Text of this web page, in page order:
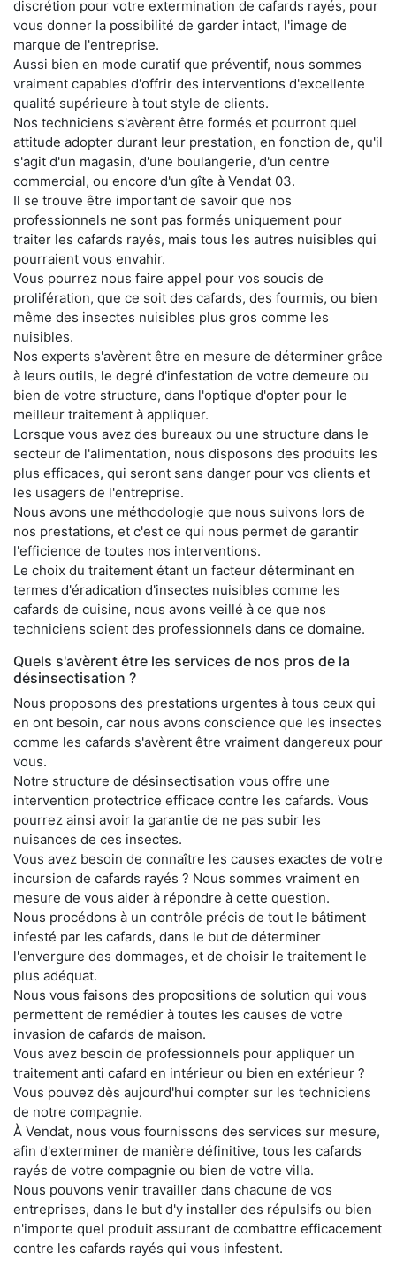
discrétion pour votre extermination de cafards rayés, pour
vous donner la possibilité de garder intact, l'image de
marque de l'entreprise.
Aussi bien en mode curatif que préventif, nous sommes
vraiment capables d'offrir des interventions d'excellente
qualité supérieure à tout style de clients.
Nos techniciens s'avèrent être formés et pourront quel
attitude adopter durant leur prestation, en fonction de, qu'il
s'agit d'un magasin, d'une boulangerie, d'un centre
commercial, ou encore d'un gîte à Vendat 03.
Il se trouve être important de savoir que nos
professionnels ne sont pas formés uniquement pour
traiter les cafards rayés, mais tous les autres nuisibles qui
pourraient vous envahir.
Vous pourrez nous faire appel pour vos soucis de
prolifération, que ce soit des cafards, des fourmis, ou bien
même des insectes nuisibles plus gros comme les
nuisibles.
Nos experts s'avèrent être en mesure de déterminer grâce
à leurs outils, le degré d'infestation de votre demeure ou
bien de votre structure, dans l'optique d'opter pour le
meilleur traitement à appliquer.
Lorsque vous avez des bureaux ou une structure dans le
secteur de l'alimentation, nous disposons des produits les
plus efficaces, qui seront sans danger pour vos clients et
les usagers de l'entreprise.
Nous avons une méthodologie que nous suivons lors de
nos prestations, et c'est ce qui nous permet de garantir
l'efficience de toutes nos interventions.
Le choix du traitement étant un facteur déterminant en
termes d'éradication d'insectes nuisibles comme les
cafards de cuisine, nous avons veillé à ce que nos
techniciens soient des professionnels dans ce domaine.
Quels s'avèrent être les services de nos pros de la
désinsectisation ?
Nous proposons des prestations urgentes à tous ceux qui
en ont besoin, car nous avons conscience que les insectes
comme les cafards s'avèrent être vraiment dangereux pour
vous.
Notre structure de désinsectisation vous offre une
intervention protectrice efficace contre les cafards. Vous
pourrez ainsi avoir la garantie de ne pas subir les
nuisances de ces insectes.
Vous avez besoin de connaître les causes exactes de votre
incursion de cafards rayés ? Nous sommes vraiment en
mesure de vous aider à répondre à cette question.
Nous procédons à un contrôle précis de tout le bâtiment
infesté par les cafards, dans le but de déterminer
l'envergure des dommages, et de choisir le traitement le
plus adéquat.
Nous vous faisons des propositions de solution qui vous
permettent de remédier à toutes les causes de votre
invasion de cafards de maison.
Vous avez besoin de professionnels pour appliquer un
traitement anti cafard en intérieur ou bien en extérieur ?
Vous pouvez dès aujourd'hui compter sur les techniciens
de notre compagnie.
À Vendat, nous vous fournissons des services sur mesure,
afin d'exterminer de manière définitive, tous les cafards
rayés de votre compagnie ou bien de votre villa.
Nous pouvons venir travailler dans chacune de vos
entreprises, dans le but d'y installer des répulsifs ou bien
n'importe quel produit assurant de combattre efficacement
contre les cafards rayés qui vous infestent.